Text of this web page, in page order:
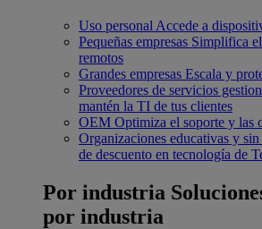
Uso personal Accede a
Pequeñas empresas Simplifica
remotos
Grandes empresas Escala y
Proveedores de servicios
mantén la TI de tus clientes
OEM Optimiza el soporte y las
Organizaciones educativas y
de descuento en tecnología de
Por industria
por industria